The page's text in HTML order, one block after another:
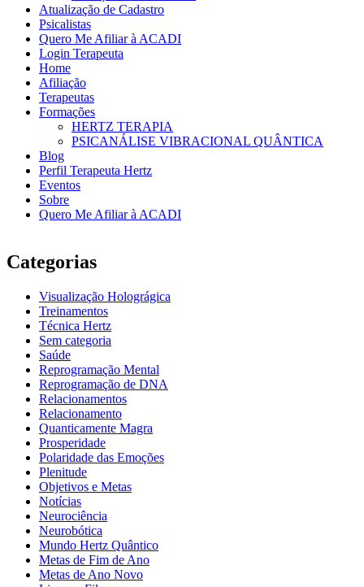
Atualização de Cadastro
Psicalistas
Quero Me Afiliar à ACADI
Login Terapeuta
Home
Afiliação
Terapeutas
Formações
HERTZ TERAPIA
PSICANÁLISE VIBRACIONAL QUÂNTICA
Blog
Perfil Terapeuta Hertz
Eventos
Sobre
Quero Me Afiliar à ACADI
Categorias
Visualização Holográgica
Treinamentos
Técnica Hertz
Sem categoria
Saúde
Reprogramação Mental
Reprogramação de DNA
Relacionamentos
Relacionamento
Quanticamente Magra
Prosperidade
Polaridade das Emoções
Plenitude
Objetivos e Metas
Notícias
Neurociência
Neurobótica
Mundo Hertz Quântico
Metas de Fim de Ano
Metas de Ano Novo